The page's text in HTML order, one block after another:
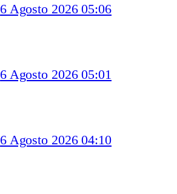
6 Agosto 2026 05:06
6 Agosto 2026 05:01
6 Agosto 2026 04:10